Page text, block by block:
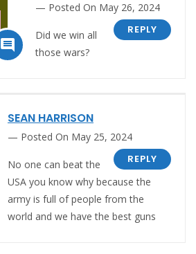

Posted On May 26, 2024
REPLY
Did we win all
those wars?
SEAN HARRISON
Posted On May 25, 2024
REPLY
No one can beat the
USA you know why because the
army is full of people from the
world and we have the best guns